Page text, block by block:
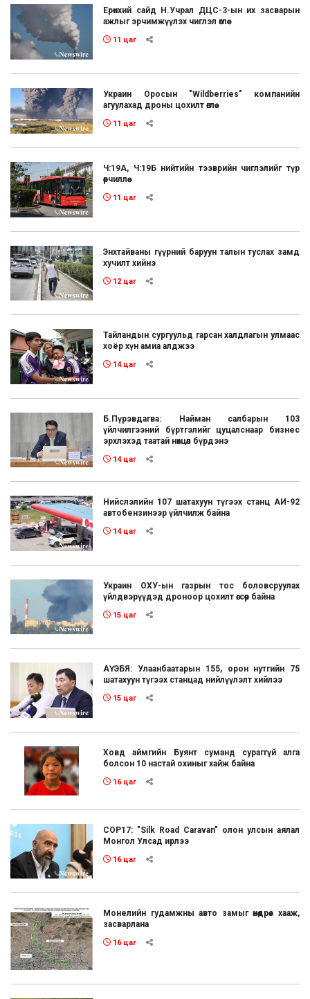
Ерөнхий сайд Н.Учрал ДЦС-3-ын их засварын
ажлыг эрчимжүүлэх чиглэл өглөө
11 цаг
Украин Оросын "Wildberries" компанийн
агуулахад дроны цохилт өглөө
11 цаг
Ч:19А, Ч:19Б нийтийн тээврийн чиглэлийг түр
өөрчиллөө
11 цаг
Энхтайваны гүүрний баруун талын туслах замд
хучилт хийнэ
12 цаг
Тайландын сургуульд гарсан халдлагын улмаас
хоёр хүн амиа алджээ
14 цаг
Б.Пүрэвдагва: Найман салбарын 103
үйлчилгээний бүртгэлийг цуцалснаар бизнес
эрхлэхэд таатай нөхцөл бүрдэнэ
14 цаг
Нийслэлийн 107 шатахуун түгээх станц АИ-92
автобензинээр үйлчилж байна
14 цаг
Украин ОХУ-ын газрын тос боловсруулах
үйлдвэрүүдэд дроноор цохилт өгсөөр байна
15 цаг
АҮЭБЯ: Улаанбаатарын 155, орон нутгийн 75
шатахуун түгээх станцад нийлүүлэлт хийлээ
15 цаг
Ховд аймгийн Буянт суманд сураггүй алга
болсон 10 настай охиныг хайж байна
16 цаг
COP17: "Silk Road Caravan" олон улсын аялал
Монгол Улсад ирлээ
16 цаг
Монелийн гудамжны авто замыг өнөөдрөөс хааж,
засварлана
16 цаг